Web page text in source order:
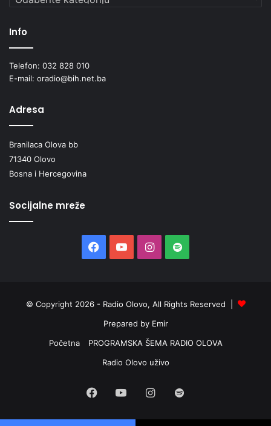
Info
Telefon: 032 828 010
E-mail: oradio@bih.net.ba
Adresa
Branilaca Olova bb
71340 Olovo
Bosna i Hercegovina
Socijalne mreže
Facebook
YouTubeInstagram
Spotify
© Copyright 2026 - Radio Olovo, All Rights Reserved |
Prepared by Emir
Početna
PROGRAMSKA ŠEMA RADIO OLOVA
Radio Olovo uživo
Facebook
YouTubeInstagram
Spotify